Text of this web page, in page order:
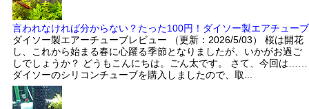
言われなければ分からない？たった100円！ダイソー製エアチューブ
ダイソー製エアーチューブレビュー （更新：2026/5/03） 桜は開花
し、これから始まる春に心躍る季節となりましたが、いかがお過ご
しでしょうか？ どうもこんにちは。ごん太です。 さて、今回は……
ダイソーのシリコンチューブを購入しましたので、取...